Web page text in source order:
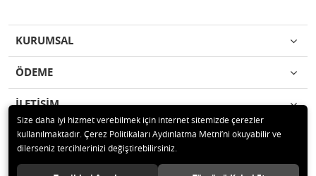
KURUMSAL
ÖDEME
İLETİŞİM
© 2020 Ufuk Şaka Oyunları ve Parti Malzemeleri Merkezi Tüm hakları
saklıdır.
Size daha iyi hizmet verebilmek için internet sitemizde çerezler
kullanılmaktadır. Çerez Politikaları Aydınlatma Metni’ni okuyabilir ve
dilerseniz tercihlerinizi değiştirebilirsiniz.